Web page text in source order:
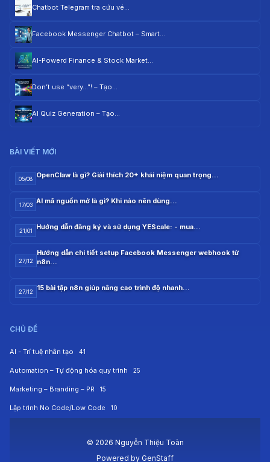
Chatbot Telegram tra cứu vé…
Facebook Messenger Chatbot – Smart…
AI-Powerd Finance & Stock Market…
Don’t use “very…”! – Tạo…
AI Quiz Generation – Tạo…
BÀI VIẾT MỚI
05/08 OpenClaw là gì? Giải thích 20+ khái niệm quan trọng…
17/03 AI mã nguồn mở là gì? Khi nào nên dùng…
21/01 Hướng dẫn đăng ký và sử dụng YEScale: - mua…
27/12
Hướng dẫn chi tiết setup Facebook Messenger webhook từ
n8n…
27/12 15 bài tập n8n giúp nâng cao trình độ nhanh…
CHỦ ĐỀ
AI - Trí tuệ nhân tạo 41
Automation – Tự động hóa quy trình 25
Marketing – Branding – PR 15
Lập trình No Code/Low Code 10
© 2026 Nguyễn Thiệu Toàn
Powered by GenStaff